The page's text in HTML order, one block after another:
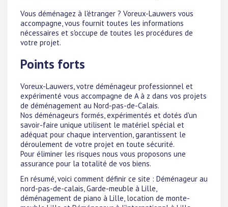
Vous déménagez à l'étranger ? Voreux-Lauwers vous
accompagne, vous fournit toutes les informations
nécessaires et s'occupe de toutes les procédures de
votre projet.
Points forts
Voreux-Lauwers, votre déménageur professionnel et
expérimenté vous accompagne de A à z dans vos projets
de déménagement au Nord-pas-de-Calais.
Nos déménageurs formés, expérimentés et dotés d'un
savoir-faire unique utilisent le matériel spécial et
adéquat pour chaque intervention, garantissent le
déroulement de votre projet en toute sécurité.
Pour éliminer les risques nous vous proposons une
assurance pour la totalité de vos biens.
En résumé, voici comment définir ce site : Déménageur au
nord-pas-de-calais, Garde-meuble à Lille,
déménagement de piano à Lille, location de monte-